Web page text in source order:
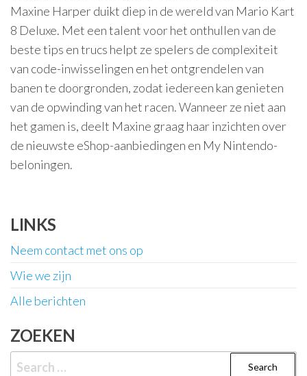
Maxine Harper duikt diep in de wereld van Mario Kart
8 Deluxe. Met een talent voor het onthullen van de
beste tips en trucs helpt ze spelers de complexiteit
van code-inwisselingen en het ontgrendelen van
banen te doorgronden, zodat iedereen kan genieten
van de opwinding van het racen. Wanneer ze niet aan
het gamen is, deelt Maxine graag haar inzichten over
de nieuwste eShop-aanbiedingen en My Nintendo-
beloningen.
LINKS
Neem contact met ons op
Wie we zijn
Alle berichten
ZOEKEN
Search